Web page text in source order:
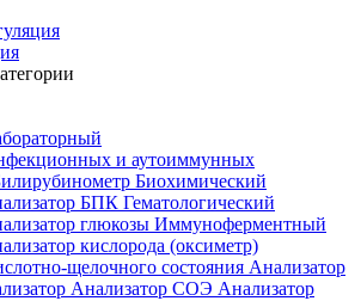
и аутоиммунных
Биохимический
БПК Гематологический
глюкозы Иммуноферментный
кислорода (оксиметр)
щелочного состояния Анализатор
Анализатор СОЭ Анализатор